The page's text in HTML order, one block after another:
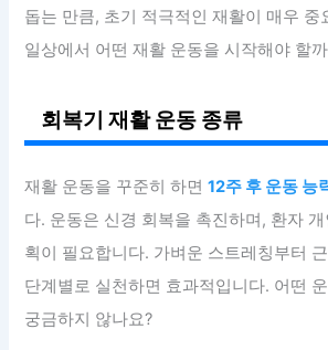
돕는 만큼, 초기 적극적인 재활이 매우 중
일상에서 어떤 재활 운동을 시작해야 할
회복기 재활 운동 종류
재활 운동을 꾸준히 하면12주 후 운동 능
다. 운동은 신경 회복을 촉진하며, 환자 개
획이 필요합니다. 가벼운 스트레칭부터
단계별로 실천하면 효과적입니다. 어떤
궁금하지 않나요?